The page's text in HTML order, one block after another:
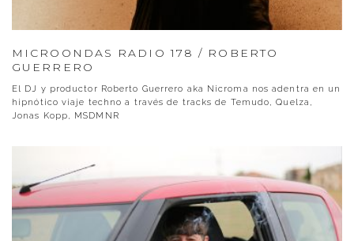
MICROONDAS RADIO 178 / ROBERTO
GUERRERO
El DJ y productor Roberto Guerrero aka Nicroma nos adentra en un
hipnótico viaje techno a través de tracks de Temudo, Quelza,
Jonas Kopp, MSDMNR